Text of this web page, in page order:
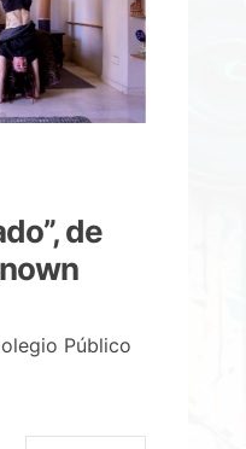
de
Público